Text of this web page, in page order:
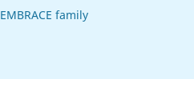
EMBRACE family